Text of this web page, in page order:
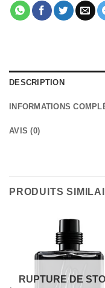
DESCRIPTION
INFORMATIONS
AVIS (0)
PRODUITS
RUPTURE DE